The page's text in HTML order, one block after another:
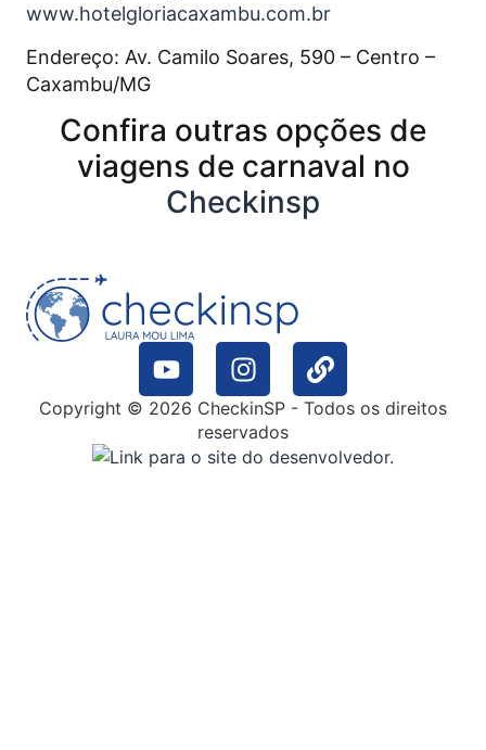
www.hotelgloriacaxambu.com.br
Endereço: Av. Camilo Soares, 590 – Centro –
Caxambu/MG
Confira outras opções de
viagens de carnaval no
Checkinsp
Copyright © 2026 CheckinSP - Todos os direitos
reservados